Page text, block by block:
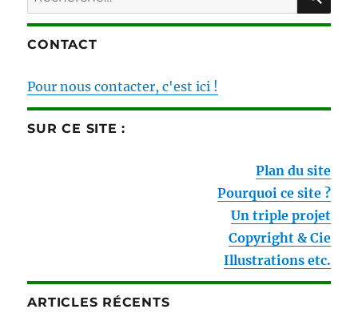
pour :
CONTACT
Pour nous contacter, c'est ici !
SUR CE SITE :
Plan du site
Pourquoi ce site ?
Un triple projet
Copyright & Cie
Illustrations etc.
ARTICLES RÉCENTS